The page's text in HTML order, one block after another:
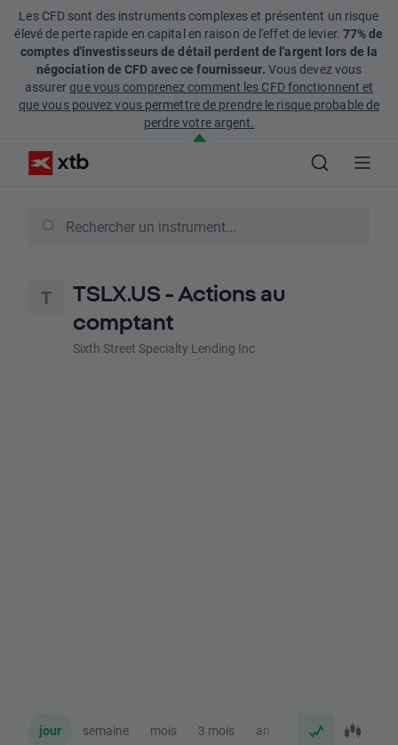
Les CFD sont des instruments complexes et présentent un risque
élevé de perte rapide en capital en raison de l'effet de levier. 77% de
comptes d'investisseurs de détail perdent de l'argent lors de la
négociation de CFD avec ce fournisseur. Vous devez vous
assurerque vous comprenez comment les CFD fonctionnent et
que vous pouvez vous permettre de prendre le risque probable de
perdre votre argent.
TSLX.US - Actions au
comptant
Sixth Street Specialty Lending Inc
jour semaine mois 3 mois an